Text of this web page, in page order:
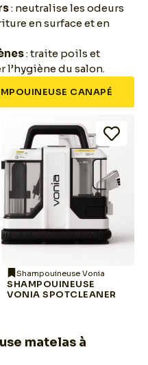
: neutralise les odeurs
en surface et en
: traite poils et
l’hygiène du salon.
CANAPÉ
Shampouineuse Vonia
SHAMPOUINEUSE
VONIA SPOTCLEANER
matelas à